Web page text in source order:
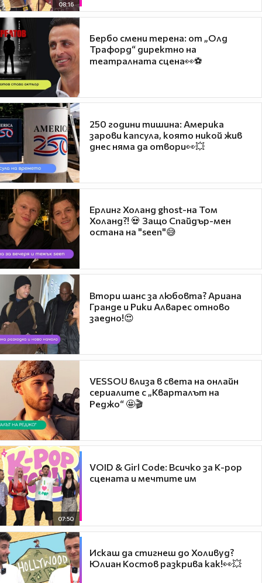
08:16
Бербо смени терена: от „Олд
Трафорд“ директно на
театралната сцена👀⚽
250 години тишина: Америка
зарови капсула, която никой жив
днес няма да отвори👀💥
Ерлинг Холанд ghost-на Том
Холанд?! 💀 Защо Спайдър-мен
остана на "seen"😅
Втори шанс за любовта? Ариана
Гранде и Рики Алварес отново
заедно!😍
VESSOU влиза в света на онлайн
сериалите с „Кварталът на
Реджо“ 🤩🎬
07:50
VOID & Girl Code: Всичко за K-pop
сцената и мечтите им
Искаш да стигнеш до Холивуд?
Юлиан Костов разкрива как!👀💥